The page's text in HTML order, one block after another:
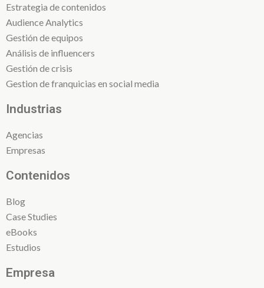
Estrategia de contenidos
Audience Analytics
Gestión de equipos
Análisis de influencers
Gestión de crisis
Gestion de franquicias en social media
Industrias
Agencias
Empresas
Contenidos
Blog
Case Studies
eBooks
Estudios
Empresa